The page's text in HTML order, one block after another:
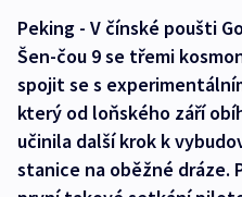
Peking - V čínské poušti
Šen-čou 9 se třemi
spojit se s
který od loňského září
učinila další krok k
stanice na oběžné dráze.